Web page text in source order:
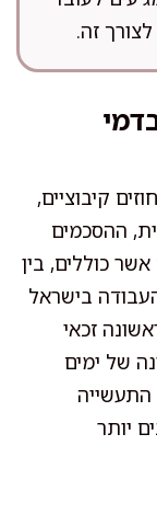
זה.
קיבוציים,
ההסכמים
כוללים, בין
בישראל
זכאי
של ימים
התעשייה
יותר